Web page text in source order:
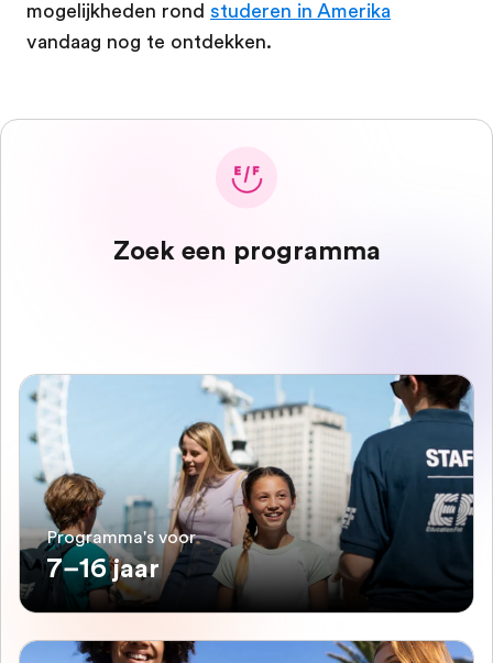
mogelijkheden rond studeren in Amerika
vandaag nog te ontdekken.
Zoek een programma
Programma's voor
7–16 jaar